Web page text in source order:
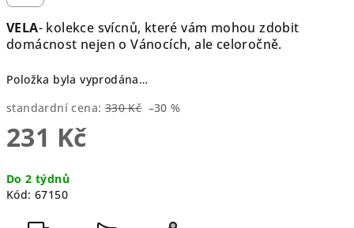
VELA- kolekce svícnů, které vám mohou zdobit
domácnost nejen o Vánocích, ale celoročně.
Položka byla vyprodána…
standardní cena: 330 Kč –30 %
231 Kč
cena:
Do 2 týdnů
Kód: 67150